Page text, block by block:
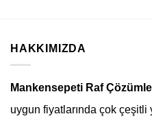
HAKKIMIZDA
Mankensepeti Raf
uygun fiyatlarında çok